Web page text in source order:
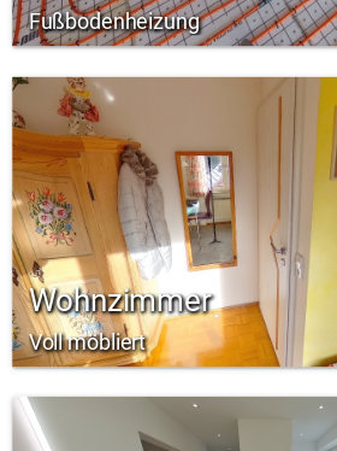
Fußbodenheizung
Wohnzimmer
Voll möbliert